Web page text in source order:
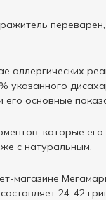
аллергических
указанного
основные
которые его
с натуральным.
магазине
24-42